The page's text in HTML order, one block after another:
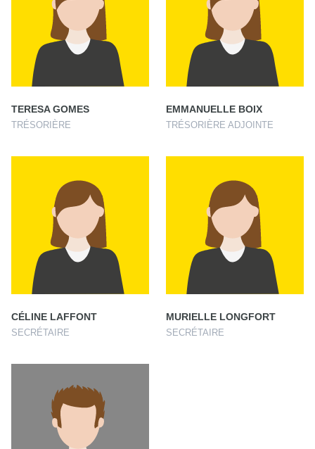
TERESA GOMES
TRÉSORIÈRE
EMMANUELLE BOIX
TRÉSORIÈRE ADJOINTE
CÉLINE LAFFONT
SECRÉTAIRE
MURIELLE LONGFORT
SECRÉTAIRE